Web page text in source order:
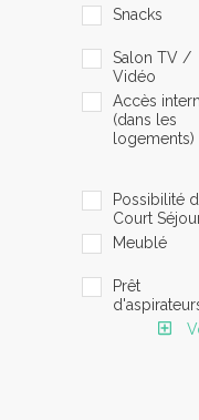
Snacks
Salon TV /
Vidéo
Accès
(dans les
logements)
Possibilité
Court
Meublé
Prêt